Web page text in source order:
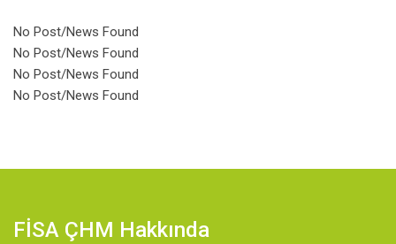
No Post/News Found
No Post/News Found
No Post/News Found
No Post/News Found
FİSA ÇHM Hakkında